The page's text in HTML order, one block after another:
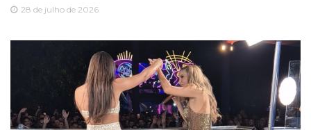
28 de julho de 2026